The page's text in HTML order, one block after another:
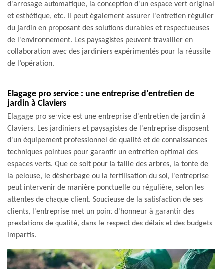
d'arrosage automatique, la conception d'un espace vert original
et esthétique, etc. Il peut également assurer l'entretien régulier
du jardin en proposant des solutions durables et respectueuses
de l'environnement. Les paysagistes peuvent travailler en
collaboration avec des jardiniers expérimentés pour la réussite
de l’opération.
Elagage pro service : une entreprise d'entretien de
jardin à Claviers
Elagage pro service est une entreprise d'entretien de jardin à
Claviers. Les jardiniers et paysagistes de l'entreprise disposent
d'un équipement professionnel de qualité et de connaissances
techniques pointues pour garantir un entretien optimal des
espaces verts. Que ce soit pour la taille des arbres, la tonte de
la pelouse, le désherbage ou la fertilisation du sol, l'entreprise
peut intervenir de manière ponctuelle ou régulière, selon les
attentes de chaque client. Soucieuse de la satisfaction de ses
clients, l'entreprise met un point d'honneur à garantir des
prestations de qualité, dans le respect des délais et des budgets
impartis.